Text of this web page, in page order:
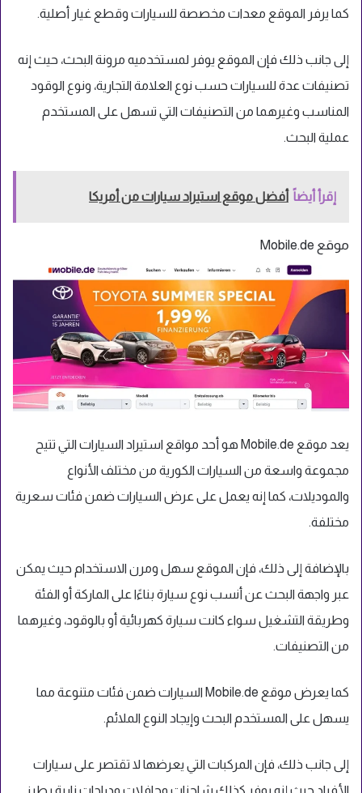
كما يرفر الموقع معدات مخصصة للسيارات وقطع غيار أصلية.
إلى جانب ذلك فإن الموقع يوفر لمستخدميه مرونة البحث، حيث إنه
تصنيفات عدة للسيارات حسب نوع العلامة التجارية، ونوع الوقود
المناسب وغيرهما من التصنيفات التي تسهل على المستخدم
عملية البحث.
إقرأ أيضاً أفضل موقع استيراد سيارات من أمريكا
موقع Mobile.de
يعد موقع Mobile.de هو أحد مواقع استيراد السيارات التي تتيح
مجموعة واسعة من السيارات الكورية من مختلف الأنواع
والموديلات، كما إنه يعمل على عرض السيارات ضمن فئات سعرية
مختلفة.
بالإضافة إلى ذلك، فإن الموقع سهل ومرن الاستخدام حيث يمكن
عبر واجهة البحث عن أنسب نوع سيارة بناءًا على الماركة أو الفئة
وطريقة التشغيل سواء كانت سيارة كهربائية أو بالوقود، وغيرهما
من التصنيفات.
كما يعرض موقع Mobile.de السيارات ضمن فئات متنوعة مما
يسهل على المستخدم البحث وإيجاد النوع الملائم.
إلى جانب ذلك، فإن المركبات التي يعرضها لا تقتصر على سيارات